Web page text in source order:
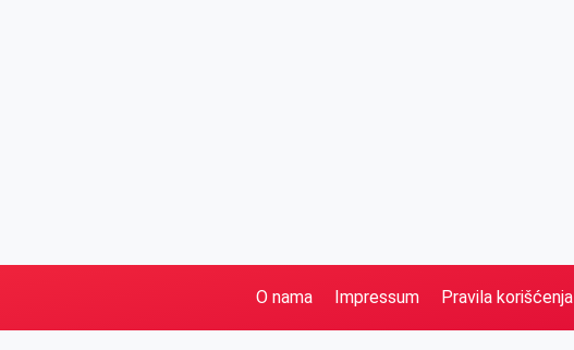
O nama Impressum Pravila korišćenja